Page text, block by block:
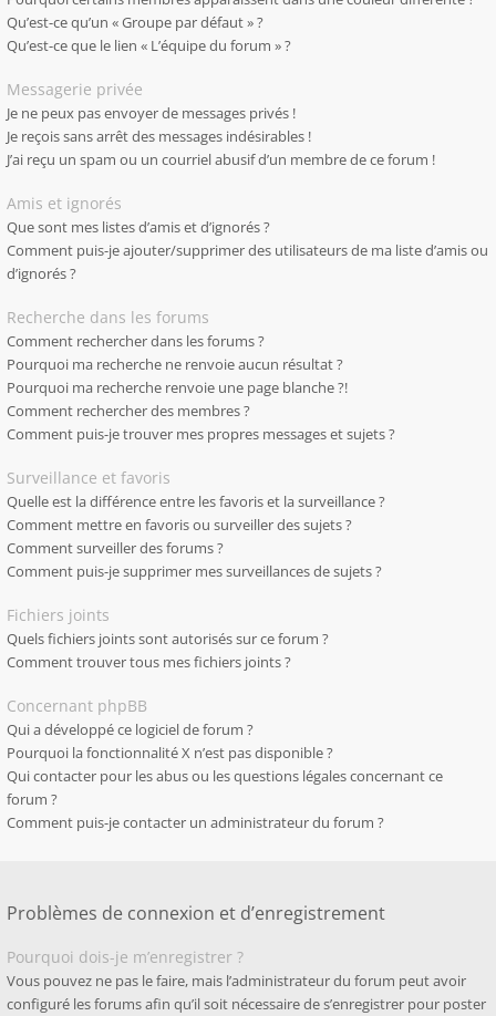
Qu’est-ce qu’un « Groupe par défaut » ?
Qu’est-ce que le lien « L’équipe du forum » ?
Messagerie privée
Je ne peux pas envoyer de messages privés !
Je reçois sans arrêt des messages indésirables !
J’ai reçu un spam ou un courriel abusif d’un membre de ce forum !
Amis et ignorés
Que sont mes listes d’amis et d’ignorés ?
Comment puis-je ajouter/supprimer des utilisateurs de ma liste d’amis ou
d’ignorés ?
Recherche dans les forums
Comment rechercher dans les forums ?
Pourquoi ma recherche ne renvoie aucun résultat ?
Pourquoi ma recherche renvoie une page blanche ?!
Comment rechercher des membres ?
Comment puis-je trouver mes propres messages et sujets ?
Surveillance et favoris
Quelle est la différence entre les favoris et la surveillance ?
Comment mettre en favoris ou surveiller des sujets ?
Comment surveiller des forums ?
Comment puis-je supprimer mes surveillances de sujets ?
Fichiers joints
Quels fichiers joints sont autorisés sur ce forum ?
Comment trouver tous mes fichiers joints ?
Concernant phpBB
Qui a développé ce logiciel de forum ?
Pourquoi la fonctionnalité X n’est pas disponible ?
Qui contacter pour les abus ou les questions légales concernant ce
forum ?
Comment puis-je contacter un administrateur du forum ?
Problèmes de connexion et d’enregistrement
Pourquoi dois-je m’enregistrer ?
Vous pouvez ne pas le faire, mais l’administrateur du forum peut avoir
configuré les forums afin qu’il soit nécessaire de s’enregistrer pour poster